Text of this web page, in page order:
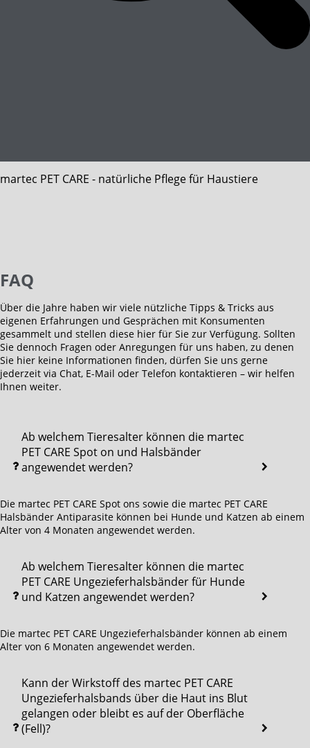
martec PET CARE - natürliche Pflege für Haustiere
FAQ
Über die Jahre haben wir viele nützliche Tipps & Tricks aus
eigenen Erfahrungen und Gesprächen mit Konsumenten
gesammelt und stellen diese hier für Sie zur Verfügung. Sollten
Sie dennoch Fragen oder Anregungen für uns haben, zu denen
Sie hier keine Informationen finden, dürfen Sie uns gerne
jederzeit via Chat, E-Mail oder Telefon kontaktieren – wir helfen
Ihnen weiter.
Ab welchem Tieresalter können die martec
PET CARE Spot on und Halsbänder
angewendet werden?
Die martec PET CARE Spot ons sowie die martec PET CARE
Halsbänder Antiparasite können bei Hunde und Katzen ab einem
Alter von 4 Monaten angewendet werden.
Ab welchem Tieresalter können die martec
PET CARE Ungezieferhalsbänder für Hunde
und Katzen angewendet werden?
Die martec PET CARE Ungezieferhalsbänder können ab einem
Alter von 6 Monaten angewendet werden.
Kann der Wirkstoff des martec PET CARE
Ungezieferhalsbands über die Haut ins Blut
gelangen oder bleibt es auf der Oberfläche
(Fell)?